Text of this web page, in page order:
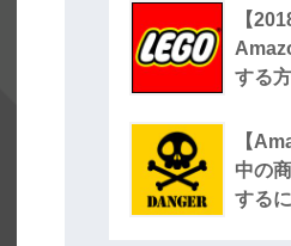
【
する
【
中の
する